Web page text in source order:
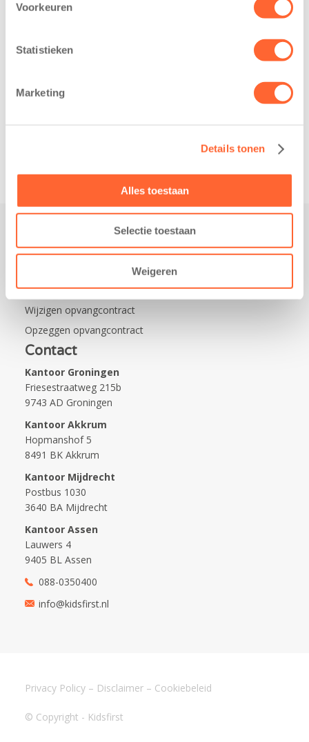
Voorkeuren
Statistieken
Marketing
Details tonen
Alles toestaan
Selectie toestaan
Weigeren
donderdag alvast
Mini 4 Mijl. Zij
belangrijke stap
realisatie van een
de wijk Wiarda in
Praktisch
Nieuws over Kids First
Wijzigen opvangcontract
Opzeggen opvangcontract
Contact
Kantoor Groningen
Friesestraatweg 215b
9743 AD Groningen
Kantoor Akkrum
Hopmanshof 5
8491 BK Akkrum
Kantoor Mijdrecht
Postbus 1030
3640 BA Mijdrecht
Kantoor Assen
Lauwers 4
9405 BL Assen
088-0350400
info@kidsfirst.nl
© Copyright - Kidsfirst
Privacy Policy – Disclaimer – Cookiebeleid